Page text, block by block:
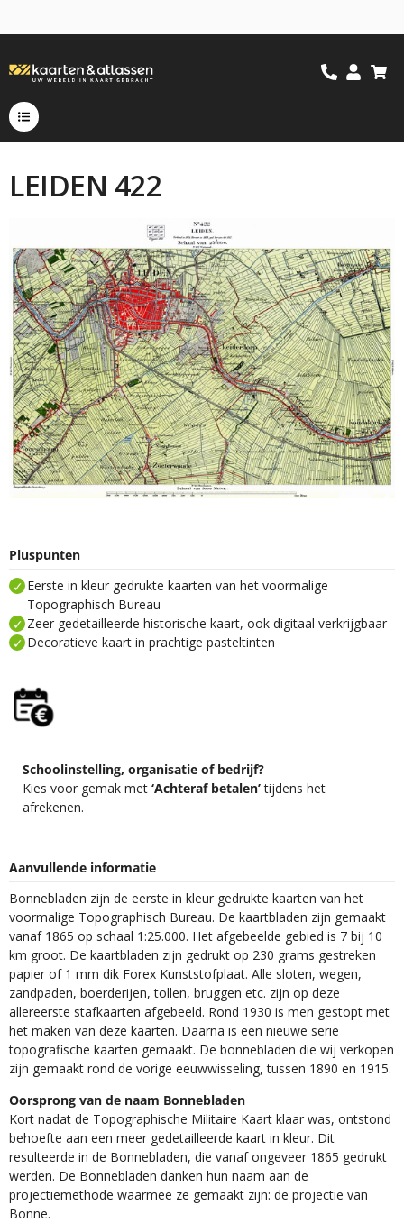
LEIDEN 422
Pluspunten
Eerste in kleur gedrukte kaarten van het voormalige
Topographisch Bureau
Zeer gedetailleerde historische kaart, ook digitaal verkrijgbaar
Decoratieve kaart in prachtige pasteltinten
Schoolinstelling, organisatie of bedrijf?
Kies voor gemak met ‘Achteraf betalen’tijdens het
afrekenen.
Aanvullende informatie
Bonnebladen zijn de eerste in kleur gedrukte kaarten van het
voormalige Topographisch Bureau. De kaartbladen zijn gemaakt
vanaf 1865 op schaal 1:25.000. Het afgebeelde gebied is 7 bij 10
km groot. De kaartbladen zijn gedrukt op 230 grams gestreken
papier of 1 mm dik Forex Kunststofplaat. Alle sloten, wegen,
zandpaden, boerderijen, tollen, bruggen etc. zijn op deze
allereerste stafkaarten afgebeeld. Rond 1930 is men gestopt met
het maken van deze kaarten. Daarna is een nieuwe serie
topografische kaarten gemaakt. De bonnebladen die wij verkopen
zijn gemaakt rond de vorige eeuwwisseling, tussen 1890 en 1915.
Oorsprong van de naam Bonnebladen
Kort nadat de Topographische Militaire Kaart klaar was, ontstond
behoefte aan een meer gedetailleerde kaart in kleur. Dit
resulteerde in de Bonnebladen, die vanaf ongeveer 1865 gedrukt
werden. De Bonnebladen danken hun naam aan de
projectiemethode waarmee ze gemaakt zijn: de projectie van
Bonne.